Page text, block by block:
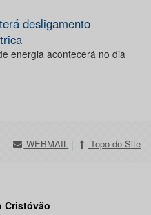
desligamento
energia acontecerá no dia
WEBMAIL | Topo do Site
Cristóvão